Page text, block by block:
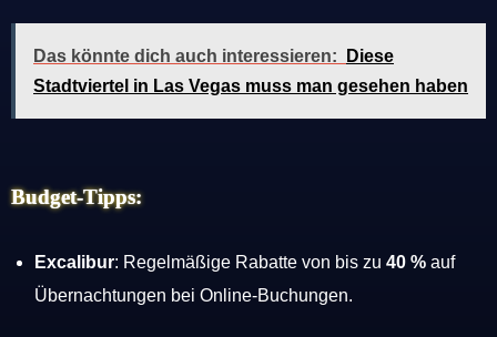
Das könnte dich auch interessieren:
Diese
Stadtviertel in Las Vegas muss man gesehen haben
Budget-Tipps:
Excalibur: Regelmäßige Rabatte von bis zu 40 % auf
Übernachtungen bei Online-Buchungen.